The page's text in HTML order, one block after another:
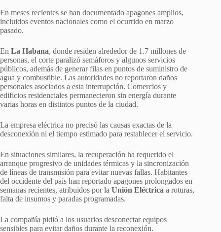
En meses recientes se han documentado apagones amplios,
incluidos eventos nacionales como el ocurrido en marzo
pasado.
En La Habana, donde residen alrededor de 1.7 millones de
personas, el corte paralizó semáforos y algunos servicios
públicos, además de generar filas en puntos de suministro de
agua y combustible. Las autoridades no reportaron daños
personales asociados a esta interrupción. Comercios y
edificios residenciales permanecieron sin energía durante
varias horas en distintos puntos de la ciudad.
La empresa eléctrica no precisó las causas exactas de la
desconexión ni el tiempo estimado para restablecer el servicio.
En situaciones similares, la recuperación ha requerido el
arranque progresivo de unidades térmicas y la sincronización
de líneas de transmisión para evitar nuevas fallas. Habitantes
del occidente del país han reportado apagones prolongados en
semanas recientes, atribuidos por la Unión Eléctrica a roturas,
falta de insumos y paradas programadas.
La compañía pidió a los usuarios desconectar equipos
sensibles para evitar daños durante la reconexión.